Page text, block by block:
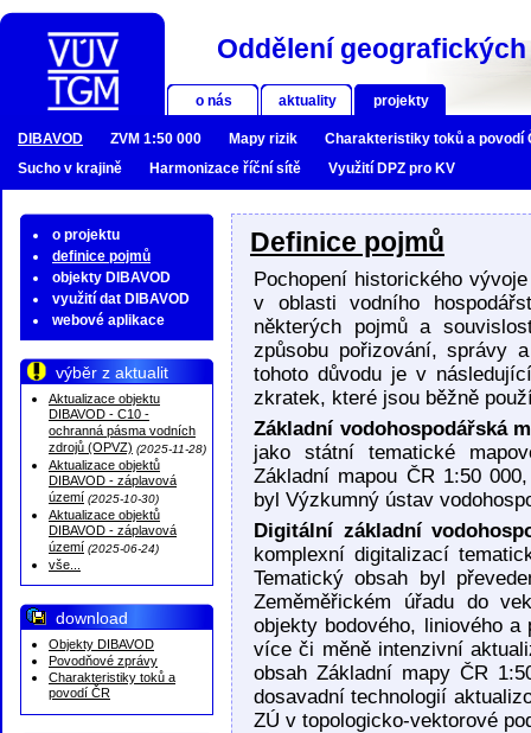
Oddělení
o nás aktuality projekty
DIBAVOD ZVM 1:50 000 Mapy rizik
Charakteristiky toků a povodí
Sucho v krajině
Harmonizace říční sítě Využití DPZ pro KV
o projektu
definice pojmů
objekty DIBAVOD
využití dat DIBAVOD
webové aplikace
výběr z aktualit
Aktualizace objektu
DIBAVOD - C10 -
ochranná pásma vodních
zdrojů (OPVZ) (2025-11-28)
Aktualizace objektů
DIBAVOD - záplavová
území (2025-10-30)
Aktualizace objektů
DIBAVOD - záplavová
území (2025-06-24)
vše...
download
Objekty DIBAVOD
Povodňové zprávy
Charakteristiky toků a
povodí ČR
Definice pojmů
Pochopení historického
v oblasti vodního
některých pojmů a
způsobu pořizování, správy
tohoto důvodu je v
zkratek, které jsou běžně
Základní vodohospodářská
jako státní tematické
Základní mapou ČR 1:50
byl Výzkumný ústav
Digitální základní
komplexní digitalizací
Tematický obsah byl
Zeměměřickém úřadu do
objekty bodového, liniového a
více či měně intenzivní
obsah Základní mapy ČR
dosavadní technologií
ZÚ v topologicko-vektorové